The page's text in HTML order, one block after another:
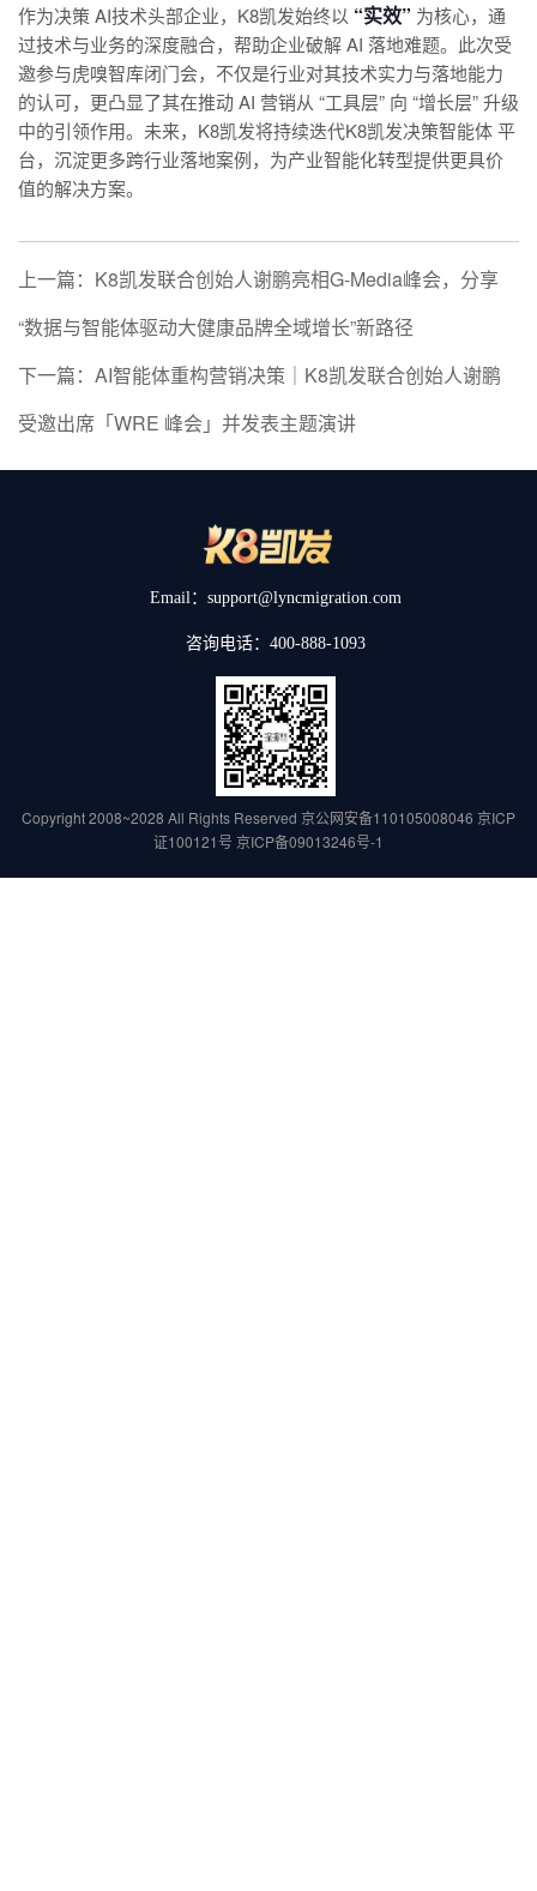
作为决策 AI技术头部企业，K8凯发始终以 “实效” 为核心，通
过技术与业务的深度融合，帮助企业破解 AI 落地难题。此次受
邀参与虎嗅智库闭门会，不仅是行业对其技术实力与落地能力
的认可，更凸显了其在推动 AI 营销从 “工具层” 向 “增长层” 升级
中的引领作用。未来，K8凯发将持续迭代K8凯发决策智能体 平
台，沉淀更多跨行业落地案例，为产业智能化转型提供更具价
值的解决方案。
上一篇：K8凯发联合创始人谢鹏亮相G-Media峰会，分享
“数据与智能体驱动大健康品牌全域增长”新路径
下一篇：AI智能体重构营销决策｜K8凯发联合创始人谢鹏
受邀出席「WRE 峰会」并发表主题演讲
Email：support@lyncmigration.com
咨询电话：400-888-1093
Copyright 2008~2028 All Rights Reserved 京公网安备110105008046 京ICP
证100121号 京ICP备09013246号-1